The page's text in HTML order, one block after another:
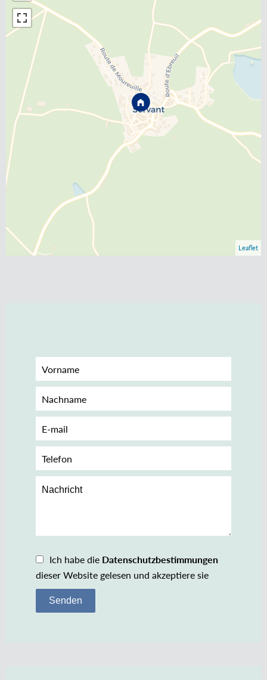
Leaflet
Ich habe die Datenschutzbestimmungen
dieser Website gelesen und akzeptiere sie
Senden